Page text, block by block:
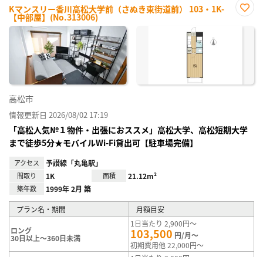
Kマンスリー香川高松大学前（さぬき東街道前） 103・1K-
【中部屋】(No.313006)
に入
高松市
情報更新日 2026/08/02 17:19
「高松人気№１物件・出張におススメ」高松大学、高松短期大学
まで徒歩5分★モバイルWi-Fi貸出可【駐車場完備】
アクセス 予讃線「丸亀駅」
間取り 1K 面積 21.12m²
築年数 1999年 2月 築
プラン名・期間 月額目安
ロング
30日以上～360日未満
1日当たり 2,900円～
103,500 円/月～
初期費用他 22,000円～